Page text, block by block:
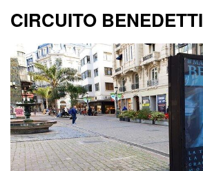
top
CIRCUITO BENEDETTI